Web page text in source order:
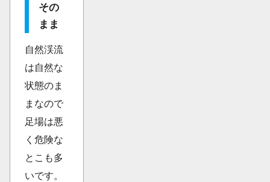
その
まま
自然渓流
は自然な
状態のま
まなので
足場は悪
く危険な
とこも多
いです。